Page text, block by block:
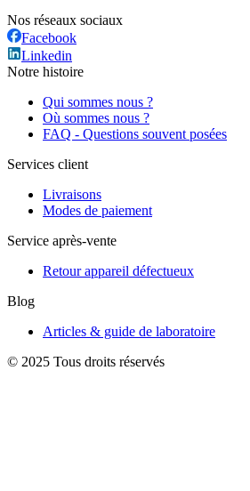
Nos réseaux sociaux
Facebook
Linkedin
Notre histoire
Qui sommes nous ?
Où sommes nous ?
FAQ - Questions souvent posées
Services client
Livraisons
Modes de paiement
Service après-vente
Retour appareil défectueux
Blog
Articles & guide de laboratoire
© 2025 Tous droits réservés